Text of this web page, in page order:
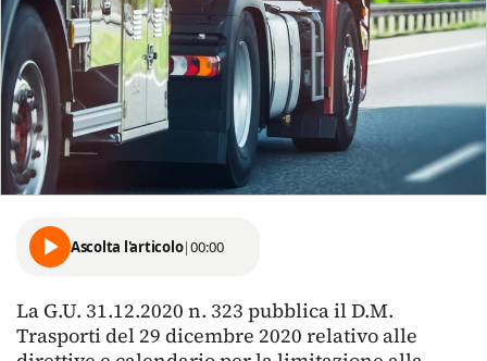
Ascolta l'articolo|00:00
La G.U. 31.12.2020 n. 323 pubblica il D.M.
Trasporti del 29 dicembre 2020 relativo alle